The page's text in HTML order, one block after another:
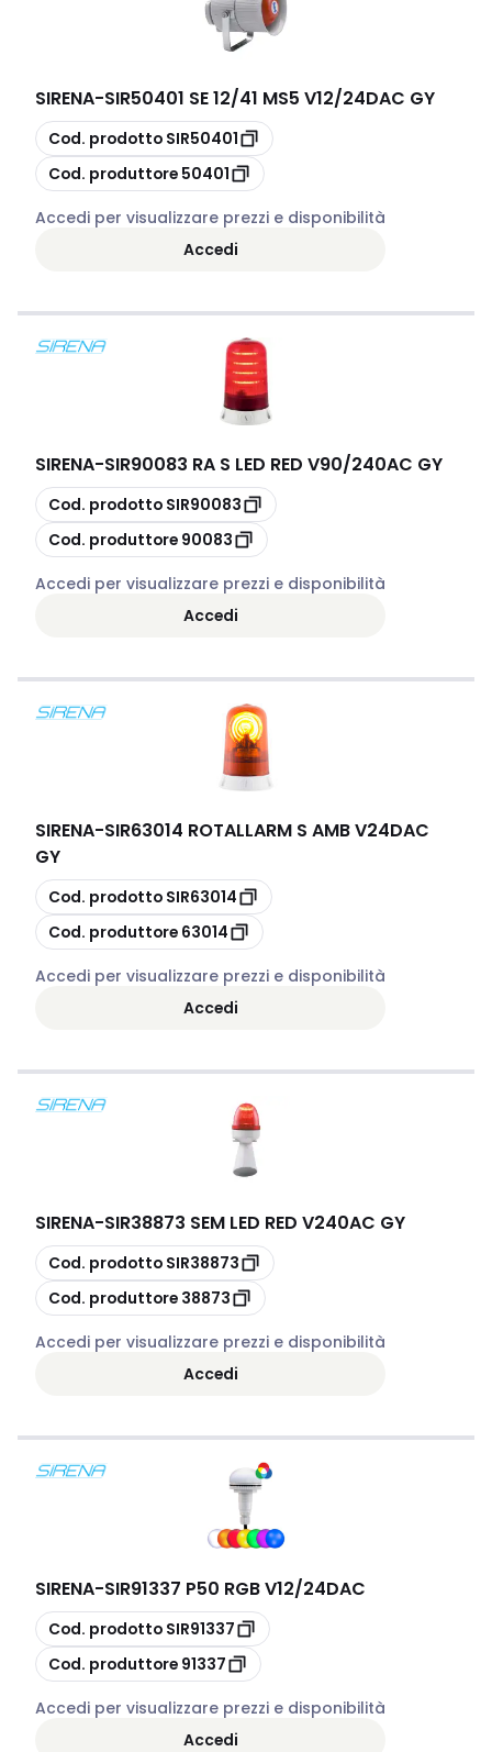
SIRENA-SIR50401 SE 12/41 MS5 V12/24DAC GY
copia
Cod. prodotto SIR50401
copia
Cod. produttore 50401
Accedi per visualizzare prezzi e disponibilità
Accedi
SIRENA-SIR90083 RA S LED RED V90/240AC GY
copia
Cod. prodotto SIR90083
copia
Cod. produttore 90083
Accedi per visualizzare prezzi e disponibilità
Accedi
SIRENA-SIR63014 ROTALLARM S AMB V24DAC
GY
copia
Cod. prodotto SIR63014
copia
Cod. produttore 63014
Accedi per visualizzare prezzi e disponibilità
Accedi
SIRENA-SIR38873 SEM LED RED V240AC GY
copia
Cod. prodotto SIR38873
copia
Cod. produttore 38873
Accedi per visualizzare prezzi e disponibilità
Accedi
SIRENA-SIR91337 P50 RGB V12/24DAC
copia
Cod. prodotto SIR91337
copia
Cod. produttore 91337
Accedi per visualizzare prezzi e disponibilità
Accedi